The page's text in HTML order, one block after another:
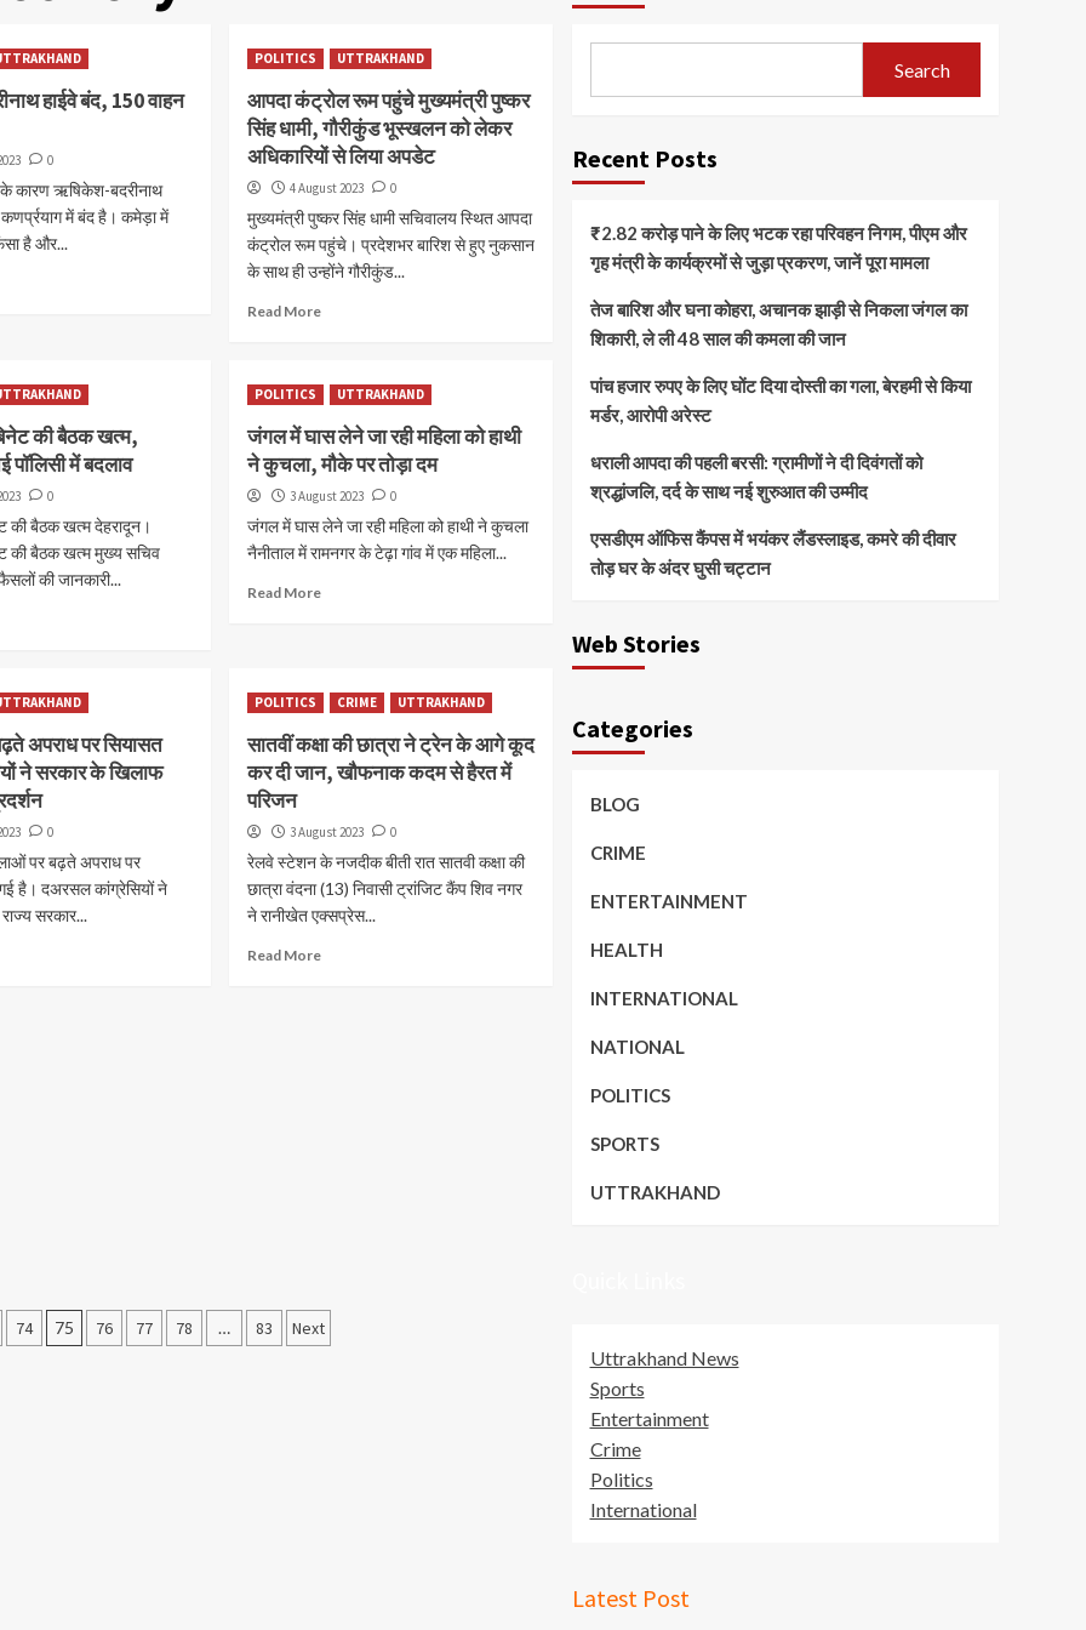
हाईवे बंद, 150 वाहन
0
के कारण ऋषिकेश-बदरीनाथ
में बंद है। कमेड़ा में
है और...
POLITICS UTTRAKHAND
आपदा कंट्रोल रूम पहुंचे मुख्यमंत्री पुष्कर
सिंह धामी, गौरीकुंड भूस्खलन को लेकर
अधिकारियों से लिया अपडेट
4 August 2023 0
मुख्यमंत्री पुष्कर सिंह धामी सचिवालय स्थित आपदा
कंट्रोल रूम पहुंचे। प्रदेशभर बारिश से हुए नुकसान
के साथ ही उन्होंने गौरीकुंड...
Read More
की बैठक खत्म,
में बदलाव
0
की बैठक खत्म देहरादून।
की बैठक खत्म मुख्य सचिव
की जानकारी...
POLITICS UTTRAKHAND
जंगल में घास लेने जा रही महिला को हाथी
ने कुचला, मौके पर तोड़ा दम
3 August 2023 0
जंगल में घास लेने जा रही महिला को हाथी ने कुचला
नैनीताल में रामनगर के टेढ़ा गांव में एक महिला...
Read More
अपराध पर सियासत
ने सरकार के खिलाफ
0
पर बढ़ते अपराध पर
है। दअरसल कांग्रेसियों ने
सरकार...
POLITICS CRIME UTTRAKHAND
सातवीं कक्षा की छात्रा ने ट्रेन के आगे कूद
कर दी जान, खौफनाक कदम से हैरत में
परिजन
3 August 2023 0
रेलवे स्टेशन के नजदीक बीती रात सातवी कक्षा की
छात्रा वंदना (13) निवासी ट्रांजिट कैंप शिव नगर
ने रानीखेत एक्सप्रेस...
Read More
74 75 76 77 78 … 83 Next
Search
Recent Posts
₹2.82 करोड़ पाने के लिए भटक रहा परिवहन निगम, पीएम और
गृह मंत्री के कार्यक्रमों से जुड़ा प्रकरण, जानें पूरा मामला
तेज बारिश और घना कोहरा, अचानक झाड़ी से निकला जंगल का
शिकारी, ले ली 48 साल की कमला की जान
पांच हजार रुपए के लिए घोंट दिया दोस्ती का गला, बेरहमी से किया
मर्डर, आरोपी अरेस्ट
धराली आपदा की पहली बरसी: ग्रामीणों ने दी दिवंगतों को
श्रद्धांजलि, दर्द के साथ नई शुरुआत की उम्मीद
एसडीएम ऑफिस कैंपस में भयंकर लैंडस्लाइड, कमरे की दीवार
तोड़ घर के अंदर घुसी चट्टान
Web Stories
Categories
BLOG
CRIME
ENTERTAINMENT
HEALTH
INTERNATIONAL
NATIONAL
POLITICS
SPORTS
UTTRAKHAND
Uttrakhand News
Sports
Entertainment
Crime
Politics
International
Latest Post